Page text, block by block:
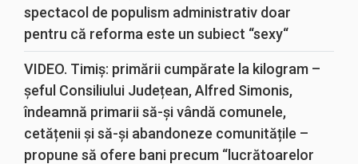
spectacol de populism administrativ doar
pentru că reforma este un subiect “sexy“
VIDEO. Timiș: primării cumpărate la kilogram –
șeful Consiliului Județean, Alfred Simonis,
îndeamnă primarii să-și vândă comunele,
cetățenii și să-și abandoneze comunitățile –
propune să ofere bani precum “lucrătoarelor